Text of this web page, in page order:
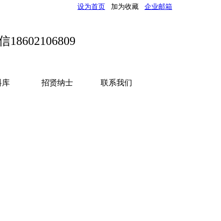
库 招贤纳士 联系我们
设为首页 加为收藏 企业邮箱
18602106809